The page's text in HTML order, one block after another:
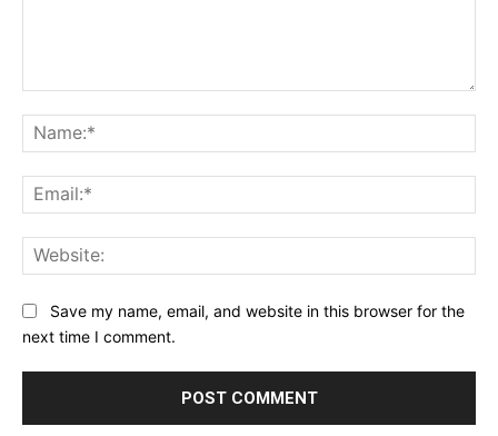
Save my name, email, and website in this browser for the
next time I comment.